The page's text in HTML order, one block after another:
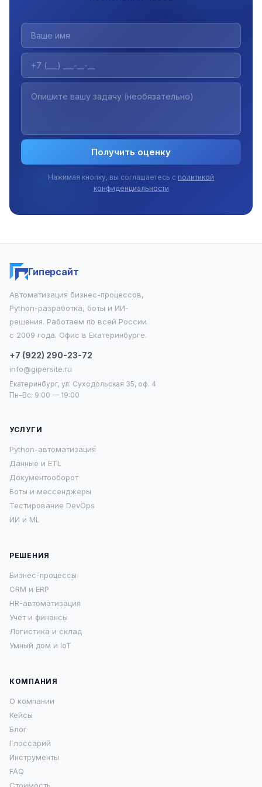
Получить оценку
Нажимая кнопку, вы соглашаетесь с политикой
конфиденциальности
Гиперсайт
Автоматизация бизнес-процессов,
Python-разработка, боты и ИИ-
решения. Работаем по всей России
с 2009 года. Офис в Екатеринбурге.
+7 (922) 290-23-72
info@gipersite.ru
Екатеринбург, ул. Суходольская 35, оф. 4
Пн–Вс: 9:00 — 19:00
УСЛУГИ
Python-автоматизация
Данные и ETL
Документооборот
Боты и мессенджеры
Тестирование DevOps
ИИ и ML
РЕШЕНИЯ
Бизнес-процессы
CRM и ERP
HR-автоматизация
Учёт и финансы
Логистика и склад
Умный дом и IoT
КОМПАНИЯ
О компании
Кейсы
Блог
Глоссарий
Инструменты
FAQ